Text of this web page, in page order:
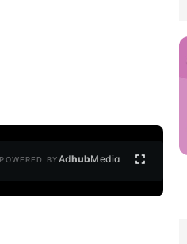
POWERED BYAdhubMedia